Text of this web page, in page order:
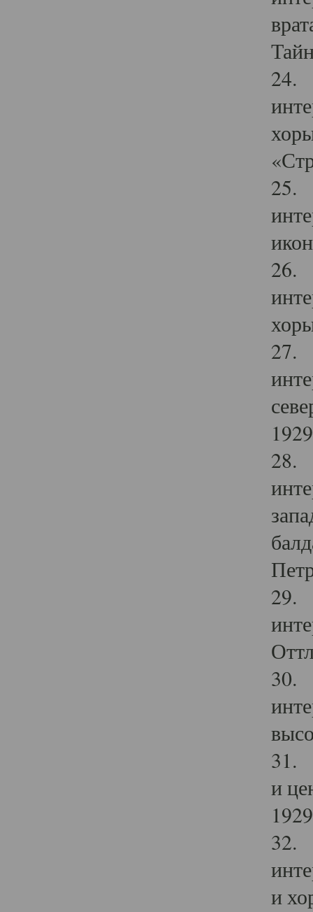
24.
25.
26.
27.
28.
29.
30.
31.
и
32.
и